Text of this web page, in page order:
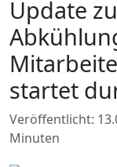
Update
startet
Veröffentlicht:
Minuten